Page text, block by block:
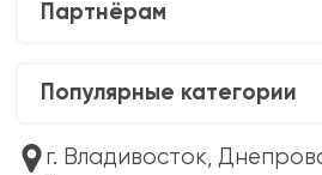
Партнёрам
Популярные категории
г. Владивосток,